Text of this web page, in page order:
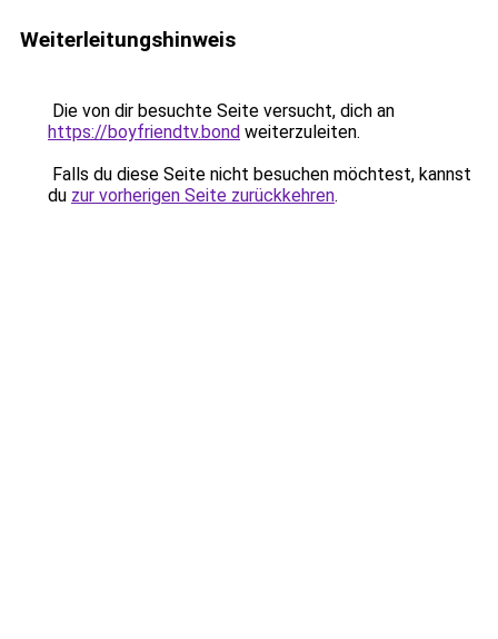
Weiterleitungshinweis
Die von dir besuchte Seite versucht, dich an
https://boyfriendtv.bond weiterzuleiten.
Falls du diese Seite nicht besuchen möchtest, kannst
du zur vorherigen Seite zurückkehren.